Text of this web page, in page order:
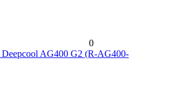
0
Deepcool AG400 G2 (R-AG400-